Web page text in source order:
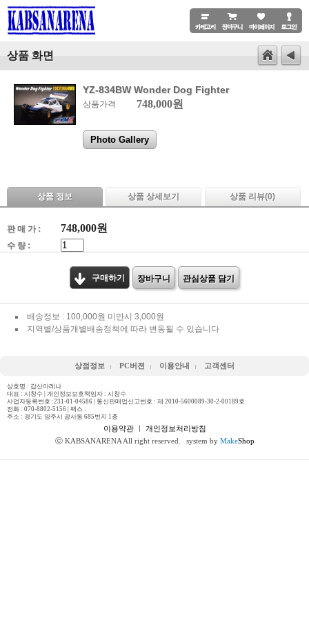
상품 화면
YZ-834BW Wonder Dog Fighter
상품가격 748,000원
Photo Gallery
상품 정보 상품 상세보기 상품 리뷰(0)
판 매 가 : 748,000원
수 량 :
구매하기 장바구니 관심상품 담기
배송정보 : 100,000원 미만시 3,000원
지역별/상품개별배송정책에 따라 변동될 수 있습니다
상점정보 PC버젼 이용안내 고객센터
상호명 : 갑산아레나
대표 : 시창수 | 개인정보보호책임자 : 시창수
사업자등록번호 :231-01-04586 | 통신판매업신고번호 : 제 2010-5600089-30-2-00189호
전화 : 070-8802-5156 | 팩스 :
주소 : 경기도 양주시 광사동 685번지 1층
이용약관ㅣ 개인정보처리방침
ⓒ KABSANARENA All right reserved.
system by MakeShop